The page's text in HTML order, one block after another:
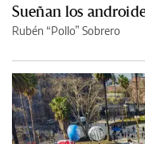
Sueñan los
Rubén “Pollo” Sobrero